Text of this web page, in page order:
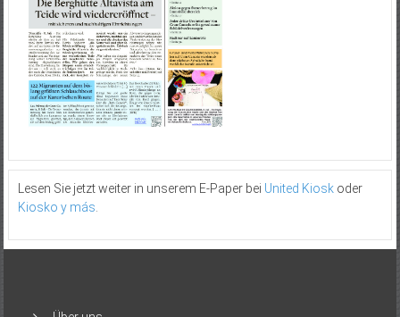
Lesen Sie jetzt weiter in unserem E-Paper bei United Kioskoder
Kiosko y más